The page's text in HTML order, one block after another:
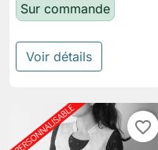
Sur commande
Voir détails
favorite_border